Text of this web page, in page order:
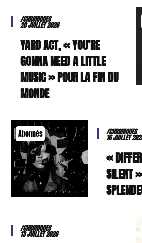
/CHRONIQUES
20 JUILLET 2026
YARD ACT, « YOU’RE
GONNA NEED A LITTLE
MUSIC » POUR LA FIN DU
MONDE
Abonnés /CHRONIQUES
16 JUILLET
«
SILENT
/CHRONIQUES
13 JUILLET 2026